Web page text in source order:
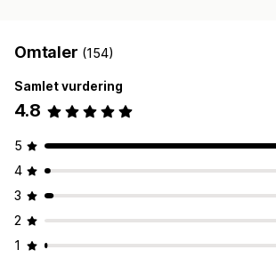
Omtaler (154)
Samlet vurdering
4.8
5
4
3
2
1